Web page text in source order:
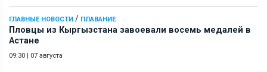
ГЛАВНЫЕ НОВОСТИ / ПЛАВАНИЕ
Пловцы из Кыргызстана завоевали восемь медалей в
Астане
09:30 | 07 августа